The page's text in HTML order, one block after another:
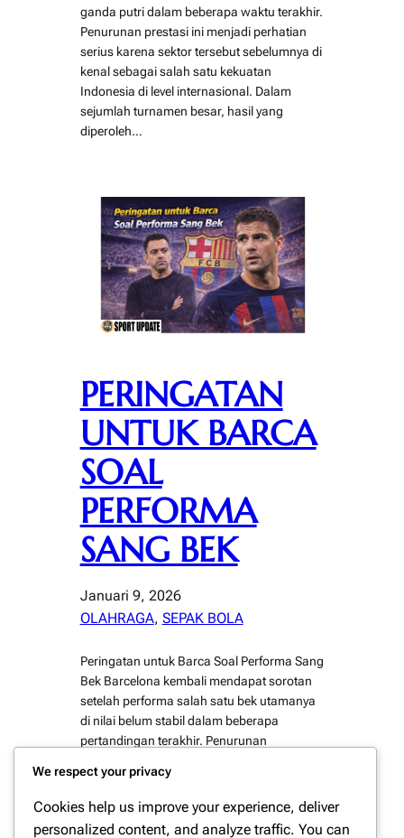
ganda putri dalam beberapa waktu terakhir.
Penurunan prestasi ini menjadi perhatian
serius karena sektor tersebut sebelumnya di
kenal sebagai salah satu kekuatan
Indonesia di level internasional. Dalam
sejumlah turnamen besar, hasil yang
diperoleh…
PERINGATAN
UNTUK BARCA
SOAL
PERFORMA
SANG BEK
Januari 9, 2026
OLAHRAGA, SEPAK BOLA
Peringatan untuk Barca Soal Performa Sang
Bek Barcelona kembali mendapat sorotan
setelah performa salah satu bek utamanya
di nilai belum stabil dalam beberapa
pertandingan terakhir. Penurunan
dari berbagai pihak, termasuk pengamat
sepak bola dan mantan pemain. Situasi ini
menjadi perhatian serius karena Barcelona
We respect your privacy
Cookies help us improve your experience, deliver
personalized content, and analyze traffic. You can